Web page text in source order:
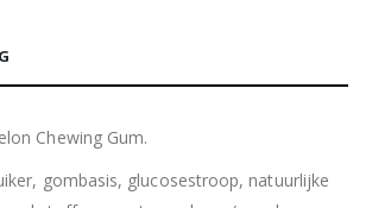
Chewing Gum.
gombasis, glucosestroop, natuurlijke